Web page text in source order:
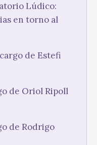
Lúdico:
en torno al
de Estefi
de Oriol Ripoll
de Rodrigo